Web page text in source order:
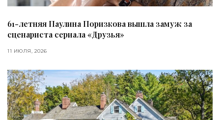
61-летняя Паулина Поризкова вышла замуж за
сценариста сериала «Друзья»
11 ИЮЛЯ, 2026